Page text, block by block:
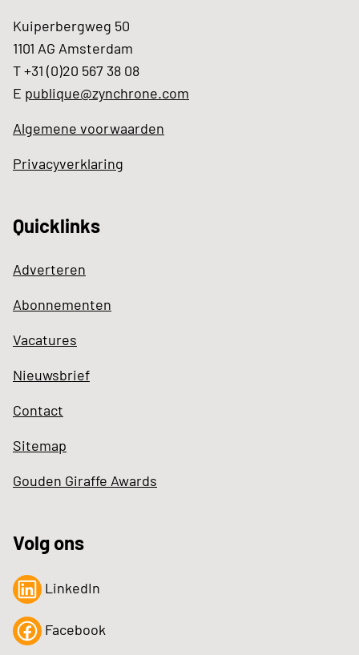
Kuiperbergweg 50
1101 AG Amsterdam
T +31 (0)20 567 38 08
E publique@zynchrone.com
Algemene voorwaarden
Privacyverklaring
Quicklinks
Adverteren
Abonnementen
Vacatures
Nieuwsbrief
Contact
Sitemap
Gouden Giraffe Awards
Volg ons
LinkedIn
Facebook